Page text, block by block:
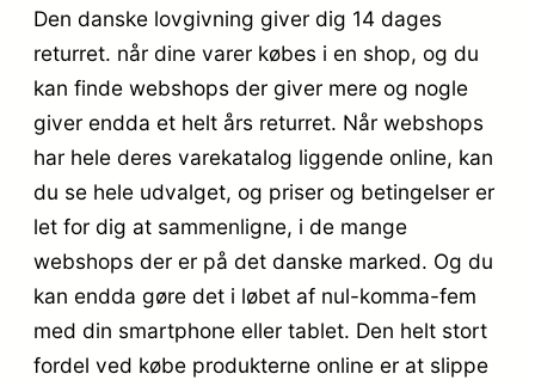
Den danske lovgivning giver dig 14 dages
returret. når dine varer købes i en shop, og du
kan finde webshops der giver mere og nogle
giver endda et helt års returret. Når webshops
har hele deres varekatalog liggende online, kan
du se hele udvalget, og priser og betingelser er
let for dig at sammenligne, i de mange
webshops der er på det danske marked. Og du
kan endda gøre det i løbet af nul-komma-fem
med din smartphone eller tablet. Den helt stort
fordel ved købe produkterne online er at slippe